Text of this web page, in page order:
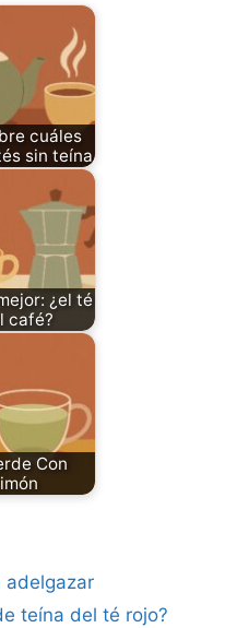
cuáles
sin teína
¿el té
café?
Con
adelgazar
teína del té rojo?